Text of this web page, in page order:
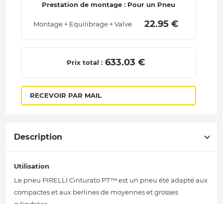
Prestation de montage : Pour un Pneu
Montage + Equilibrage + Valve 22.95 €
Prix total : 633.03 €
RECEVOIR PAR MAIL
Description
Utilisation
Le pneu PIRELLI Cinturato P7™ est un pneu été adapté aux
compactes et aux berlines de moyennes et grosses